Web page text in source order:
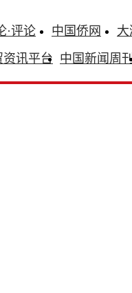
·评论 中国侨网 大
讯平台 中国新闻周刊